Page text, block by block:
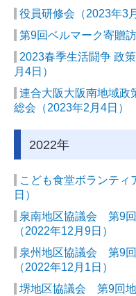
役員研修会（2023年3
第9回ベルマーク寄贈
2023春季生活闘争 政
月4日）
連合大阪大阪南地域
総会（2023年2月4日）
2022年
こども食堂ボランテ
日）
泉南地区協議会 第9
（2022年12月9日）
泉州地区協議会 第9
（2022年12月1日）
堺地区協議会 第9回